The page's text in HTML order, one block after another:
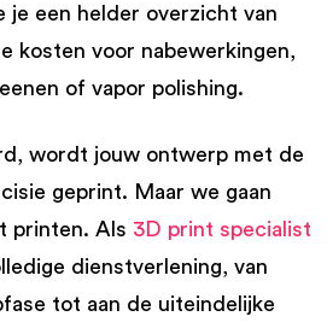
je een helder overzicht van
kosten voor nabewerkingen,
of vapor polishing.
wordt jouw ontwerp met de
geprint. Maar we gaan
printen. Als 3D print specialist
dienstverlening, van
tot aan de uiteindelijke